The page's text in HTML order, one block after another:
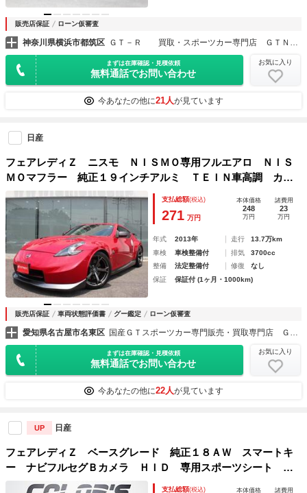
販売店保証 ローン仮審査
神奈川県横浜市都筑区 ＧＴ－Ｒ 買取・スポーツカー専門店 ＧＴＮＥＴ横浜
まずは在庫確認・見積依頼
無料通話でお問い合わせ
お気に入り
今あなたの他に21人が見ています
日産
フェアレディＺ ニスモ ＮＩＳＭＯ専用フルエアロ ＮＩＳ
ＭＯマフラー 純正１９インチアルミ ＴＥＩＮ車高調 カー
ボンボンネット 専用ハーフレザーシート 純正ナビ フルセ
グ バックカメラ ＥＴＣ ＨＩＤライト スマートキー
支払総額(税込)
271 万円
本体価格
248
万円
諸費用
23
万円
年式 2013年 走行
13.7万km
車検
車検整備付 排気
3700cc
整備
法定整備付 修復
なし
保証
保証付 (1ヶ月・1000km)
販売店保証 車両状態評価書 グー鑑定 ローン仮審査
愛知県名古屋市名東区
まずは在庫確認・見積依頼
無料通話でお問い合わせ
お気に入り
今あなたの他に22人が見ています
UP 日産
フェアレディＺ ベースグレード 純正１８ＡＷ スマートキ
ー ナビフルセグＢカメラ ＨＩＤ 専用スポーツシート タ
イミングチェーン デイライト
支払総額(税込) 本体価格 諸費用